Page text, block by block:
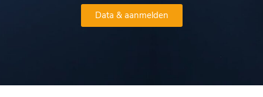
Data & aanmelden